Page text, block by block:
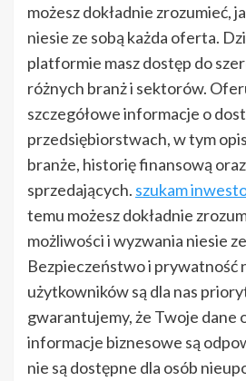
możesz dokładnie zrozumieć,
niesie ze sobą każda oferta.
platformie masz dostęp do
różnych branż i sektorów.
szczegółowe informacje o
przedsiębiorstwach, w tym
branże, historię finansową
sprzedających. szukam
temu możesz dokładnie
możliwości i wyzwania niesie
Bezpieczeństwo i prywatność
użytkowników są dla nas
gwarantujemy, że Twoje dane
informacje biznesowe są
nie są dostępne dla osób